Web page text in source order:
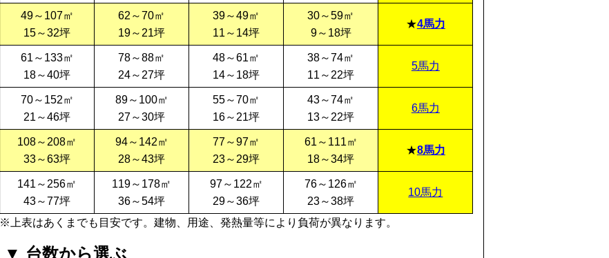
49～107㎡
15～32坪
62～70㎡
19～21坪
39～49㎡
11～14坪
30～59㎡
9～18坪
4馬力
61～133㎡
18～40坪
78～88㎡
24～27坪
48～61㎡
14～18坪
38～74㎡
11～22坪
5馬力
70～152㎡
21～46坪
89～100㎡
27～30坪
55～70㎡
16～21坪
43～74㎡
13～22坪
6馬力
108～208㎡
33～63坪
94～142㎡
28～43坪
77～97㎡
23～29坪
61～111㎡
18～34坪
8馬力
141～256㎡
43～77坪
119～178㎡
36～54坪
97～122㎡
29～36坪
76～126㎡
23～38坪
10馬力
※上表はあくまでも目安です。建物、用途、発熱量等により負荷が異なります。
▼ 台数から選ぶ